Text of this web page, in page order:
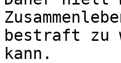
bestraft zu
kann.